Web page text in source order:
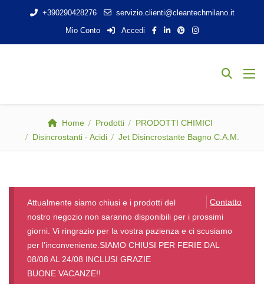
+390290428276
servizio.clienti@cleantechmilano.it
Mio Conto
Accedi
Home Prodotti
PRODOTTI CHIMICI
Disincrostanti - Acidi
Jet Disincrostante Bagno C.A.M.
Contatto
Attualmente siamo chiusi e i prodotti del
nostro negozio non saranno disponibili per i prossimi
giorni. Vi ringrazio per la vostra pazienza e ci scusiamo
per l’inconveniente.SIAMO CHIUSI PER FERIE DAL
08/08 AL 24/08 INCLUSI GRAZIE
BUONE VACANZE!!